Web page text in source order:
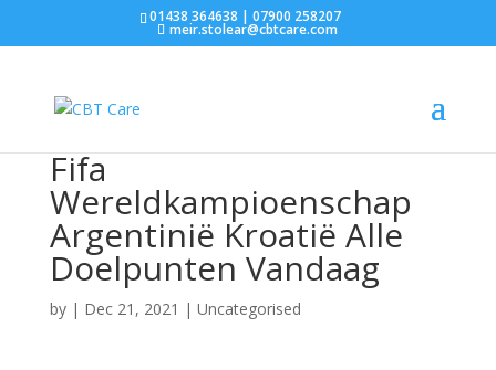
01438 364638 | 07900 258207
meir.stolear@cbtcare.com
Fifa
Wereldkampioenschap
Argentinië Kroatië Alle
Doelpunten Vandaag
by | Dec 21, 2021 | Uncategorised